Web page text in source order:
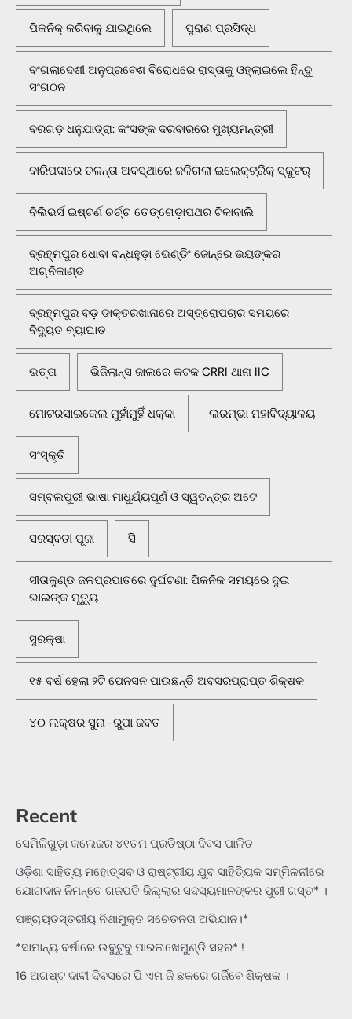
ପିକନିକ୍‌ କରିବାକୁ ଯାଇଥିଲେ ପୁରାଣ ପ୍ରସିଦ୍ଧ
ବଂଗଲାଦେଶୀ ଅନୁପ୍ରବେଶ ବିରୋଧରେ ରାସ୍ତାକୁ ଓହ୍ଲାଇଲେ ହିନ୍ଦୁ
ସଂଗଠନ
ବରଗଡ଼ ଧନୁଯାତ୍ରା: କଂସଙ୍କ ଦରବାରରେ ମୁଖ୍ୟମନ୍ତ୍ରୀ
ବାରିପଦାରେ ଚଳନ୍ତା ଅବସ୍ଥାରେ ଜଳିଗଲା ଇଲେକ୍ଟ୍ରିକ୍ ସ୍କୁଟର୍
ବିଲିଭର୍ସ ଇଷ୍ଟର୍ଣ ଚର୍ଚ୍ଚ ତେଙ୍ଗେଡ଼ାପଥର ଟିକାବାଲି
ବ୍ରହ୍ମପୁର ଧୋବା ବନ୍ଧହୁଡ଼ା ଭେଣ୍ଡିଂ ଜୋନ୍‌ରେ ଭୟଙ୍କର
ଅଗ୍ନିକାଣ୍ଡ
ବ୍ରହ୍ମପୁର ବଡ଼ ଡାକ୍ତରଖାନାରେ ଅସ୍ତ୍ରୋପଚାର ସମୟରେ
ବିଦ୍ୟୁତ ବ୍ୟାଘାତ
ଭତ୍ତା ଭିଜିଲାନ୍ସ ଜାଲରେ କଟକ CRRI ଥାନା IIC
ମୋଟରସାଇକେଲ ମୁହାଁମୁହିଁ ଧକ୍କା ଲରମ୍ଭା ମହାବିଦ୍ୟାଳୟ
ସଂସ୍କୃତି
ସମ୍ବଲପୁରୀ ଭାଷା ମାଧୁର୍ଯ୍ୟପୂର୍ଣ ଓ ସ୍ୱତନ୍ତ୍ର ଅଟେ
ସରସ୍ବତୀ ପୂଜା ସି
ସୀତାକୁଣ୍ଡ ଜଳପ୍ରପାତରେ ଦୁର୍ଘଟଣା: ପିକନିକ ସମୟରେ ଦୁଇ
ଭାଇଙ୍କ ମୃତ୍ୟୁ
ସୁରକ୍ଷା
୧୫ ବର୍ଷ ହେଲା ୨ଟି ପେନସନ ପାଉଛନ୍ତି ଅବସରପ୍ରାପ୍ତ ଶିକ୍ଷକ
୪୦ ଲକ୍ଷର ସୁନା–ରୁପା ଜବତ
Recent
ସେମିଳିଗୁଡ଼ା କଲେଜର ୪୧ତମ ପ୍ରତିଷ୍ଠା ଦିବସ ପାଳିତ
ଓଡ଼ିଶା ସାହିତ୍ୟ ମହୋତ୍ସବ ଓ ରାଷ୍ଟ୍ରୀୟ ଯୁବ ସାହିତ୍ୟିକ ସମ୍ମିଳନୀରେ
ଯୋଗଦାନ ନିମନ୍ତେ ଗଜପତି ଜିଲ୍ଲାର ସଦସ୍ୟମାନଙ୍କର ପୁରୀ ଗସ୍ତ* ।
ପଞ୍ଚାୟତସ୍ତରୀୟ ନିଶାମୁକ୍ତ ସଚେତନତା ଅଭିଯାନ।*
*ସାମାନ୍ୟ ବର୍ଷାରେ ଉବୁଟୁବୁ ପାରଳାଖେମୁଣ୍ଡି ସହର* !
16 ଅଗଷ୍ଟ ଦାବୀ ଦିବସରେ ପି ଏମ ଜି ଛକରେ ଗର୍ଜିବେ ଶିକ୍ଷକ ।